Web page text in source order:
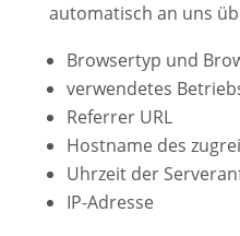
automatisch an uns
Browsertyp und
verwendetes
Referrer URL
Hostname des
Uhrzeit der
IP-Adresse